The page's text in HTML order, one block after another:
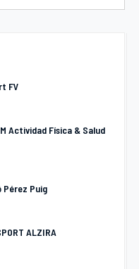
FV
Actividad Física & Salud
Pérez Puig
ALZIRA